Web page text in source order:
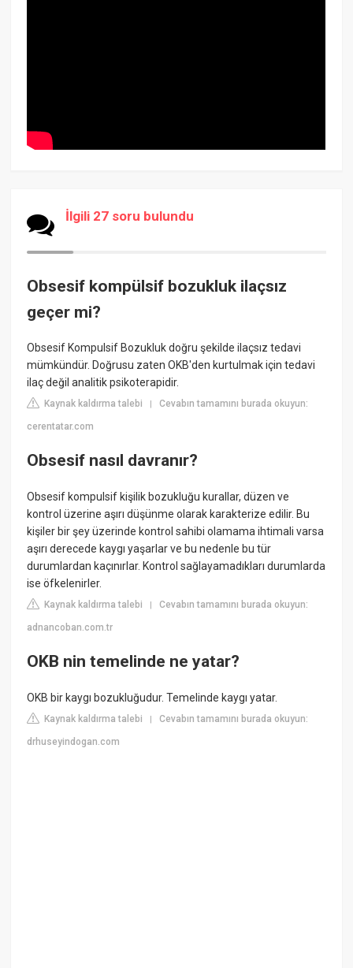
İlgili 27 soru bulundu
Obsesif kompülsif bozukluk ilaçsız
geçer mi?
Obsesif Kompulsif Bozukluk doğru şekilde ilaçsız tedavi
mümkündür. Doğrusu zaten OKB'den kurtulmak için tedavi
ilaç değil analitik psikoterapidir.
Kaynak kaldırma talebi |Cevabın tamamını burada okuyun:
cerentatar.com
Obsesif nasıl davranır?
Obsesif kompulsif kişilik bozukluğu kurallar, düzen ve
kontrol üzerine aşırı düşünme olarak karakterize edilir. Bu
kişiler bir şey üzerinde kontrol sahibi olamama ihtimali varsa
aşırı derecede kaygı yaşarlar ve bu nedenle bu tür
durumlardan kaçınırlar. Kontrol sağlayamadıkları durumlarda
ise öfkelenirler.
Kaynak kaldırma talebi |Cevabın tamamını burada okuyun:
adnancoban.com.tr
OKB nin temelinde ne yatar?
OKB bir kaygı bozukluğudur. Temelinde kaygı yatar.
Kaynak kaldırma talebi |Cevabın tamamını burada okuyun:
drhuseyindogan.com